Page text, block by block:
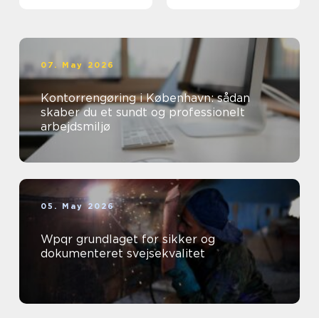
07. May 2026
Kontorrengøring i København: sådan
skaber du et sundt og professionelt
arbejdsmiljø
05. May 2026
Wpqr grundlaget for sikker og
dokumenteret svejsekvalitet